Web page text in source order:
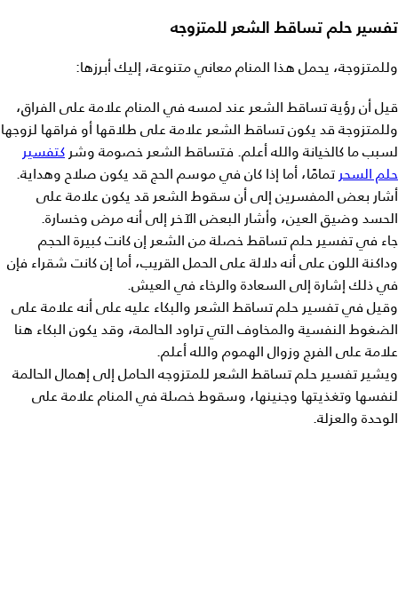
تفسير حلم تساقط الشعر للمتزوجه
وللمتزوجة، يحمل هذا المنام معاني متنوعة، إليك أبرزها:
قيل أن رؤيةتساقط الشعر عند لمسه في المنام علامة على الفراق،
وللمتزوجة قد يكون تساقط الشعر علامة على طلاقها أو فراقها لزوجها
لسبب ما كالخيانة والله أعلم. فتساقط الشعر خصومة وشر كتفسير
حلم السحر تمامًا، أما إذا كان في موسم الحج قد يكون صلاح وهداية.
أشار بعض المفسرين إلى أن سقوط الشعر قد يكون علامة على
الحسد وضيق العين، وأشار البعض الآخر إلى أنه مرض وخسارة.
جاء فيتفسير حلم تساقط خصلة من الشعر إن كانت كبيرة الحجم
وداكنة اللون على أنه دلالة على الحمل القريب، أما إن كانت شقراء فإن
في ذلك إشارة إلى السعادة والرخاء في العيش.
وقيل فيتفسير حلم تساقط الشعر والبكاء عليه على أنه علامة على
الضغوط النفسية والمخاوف التي تراود الحالمة، وقد يكون البكاء هنا
علامة على الفرج وزوال الهموم والله أعلم.
ويشير تفسير حلم تساقط الشعر للمتزوجه الحامل إلى إهمال الحالمة
لنفسها وتغذيتها وجنينها، وسقوط خصلة في المنام علامة على
الوحدة والعزلة.